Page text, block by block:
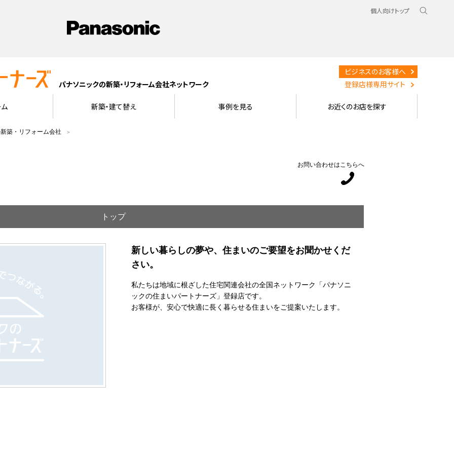
個人向けトップ
パナソニックの新築・リフォーム会社ネットワーク
ビジネスのお客様へ
登録店様専用サイト
新築・建て替え 事例を見る お近くのお店を探す
築・リフォーム会社
お問い合わせはこちらへ
トップ
新しい暮らしの夢や、住まいのご要望をお聞かせくだ
さい。
私たちは地域に根ざした住宅関連会社の全国ネットワーク「パナソニ
ックの住まいパートナーズ」登録店です。
お客様が、安心で快適に長く暮らせる住まいをご提案いたします。